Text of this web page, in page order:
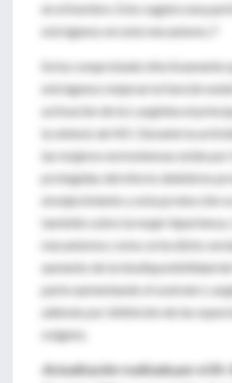
en el hombre. Esto sugiere una
estrógenos en este mecanismo.7
Se ha comprobado efectivamente
estrógenos mejoran la función
activación de la L-arginina el
la síntesis de NO. Durante la
las mujeres normotensas están por
protegidas del efecto deletéreo
envejecimiento y esta protección
también sobre la mujer hipertensa.
mecanismos como se ha dicho
aumento de la biodisponibilidad
parte aumentando el sustrato L-
además por inhibición de las
oxígeno.
Actualización realizada por el Dr.